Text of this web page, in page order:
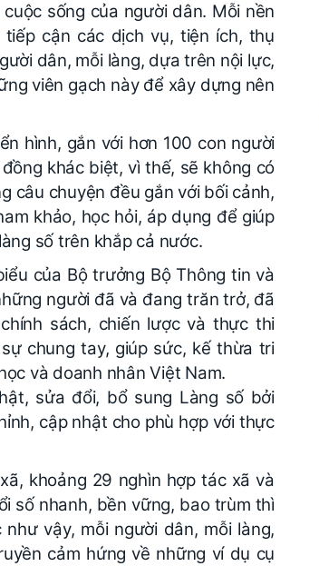
sống của người dân. Mỗi nền
cận các dịch vụ, tiện ích, thụ
dân, mỗi làng, dựa trên nội lực,
viên gạch này để xây dựng nên
hình, gắn với hơn 100 con người
khác biệt, vì thế, sẽ không có
câu chuyện đều gắn với bối cảnh,
khảo, học hỏi, áp dụng để giúp
số trên khắp cả nước.
của Bộ trưởng Bộ Thông tin và
người đã và đang trăn trở, đã
sách, chiến lược và thực thi
chung tay, giúp sức, kế thừa tri
và doanh nhân Việt Nam.
sửa đổi, bổ sung Làng số bởi
cập nhật cho phù hợp với thực
khoảng 29 nghìn hợp tác xã và
số nhanh, bền vững, bao trùm thì
vậy, mỗi người dân, mỗi làng,
cảm hứng về những ví dụ cụ